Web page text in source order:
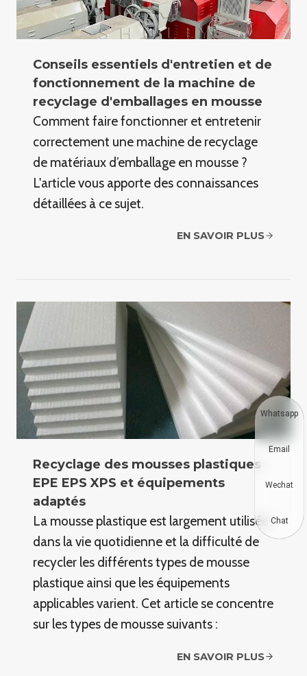
Conseils essentiels d'entretien et de
fonctionnement de la machine de
recyclage d'emballages en mousse
Comment faire fonctionner et entretenir
correctement une machine de recyclage
de matériaux d’emballage en mousse ?
L'article vous apporte des connaissances
détaillées à ce sujet.
EN SAVOIR PLUS
Recyclage des mousses plastiques
EPE EPS XPS et équipements
adaptés
La mousse plastique est largement utilisée
dans la vie quotidienne et la difficulté de
recycler les différents types de mousse
plastique ainsi que les équipements
applicables varient. Cet article se concentre
sur les types de mousse suivants :
EN SAVOIR PLUS
Whatsapp
Email
Wechat
Chat